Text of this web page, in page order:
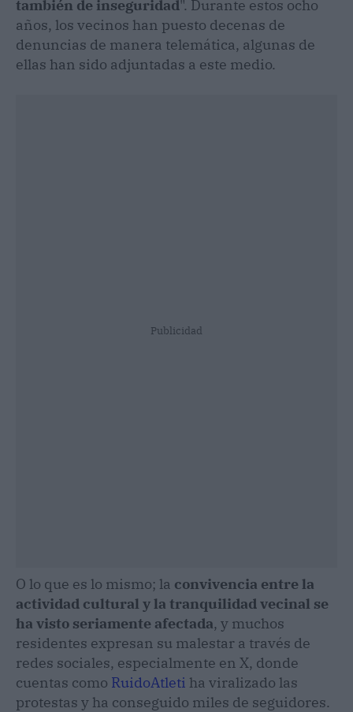
también de inseguridad". Durante estos ocho
años, los vecinos han puesto decenas de
denuncias de manera telemática, algunas de
ellas han sido adjuntadas a este medio.
Publicidad
O lo que es lo mismo; la convivencia entre la
actividad cultural y la tranquilidad vecinal se
ha visto seriamente afectada, y muchos
residentes expresan su malestar a través de
redes sociales, especialmente en X, donde
cuentas como RuidoAtleti ha viralizado las
protestas y ha conseguido miles de seguidores.